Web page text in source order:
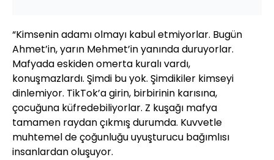
“Kimsenin adamı olmayı kabul etmiyorlar. Bugün
Ahmet’in, yarın Mehmet’in yanında duruyorlar.
Mafyada eskiden omerta kuralı vardı,
konuşmazlardı. Şimdi bu yok. Şimdikiler kimseyi
dinlemiyor. TikTok’a girin, birbirinin karısına,
çocuğuna küfredebiliyorlar. Z kuşağı mafya
tamamen raydan çıkmış durumda. Kuvvetle
muhtemel de çoğunluğu uyuşturucu bağımlısı
insanlardan oluşuyor.